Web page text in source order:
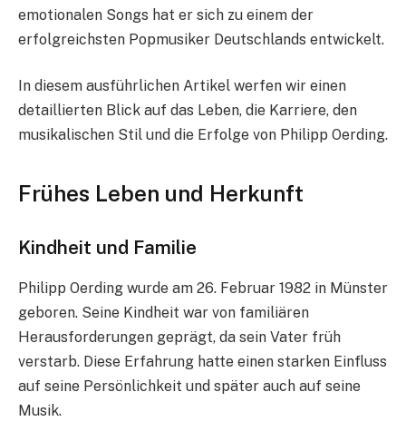
emotionalen Songs hat er sich zu einem der
erfolgreichsten Popmusiker Deutschlands entwickelt.
In diesem ausführlichen Artikel werfen wir einen
detaillierten Blick auf das Leben, die Karriere, den
musikalischen Stil und die Erfolge von Philipp Oerding.
Frühes Leben und Herkunft
Kindheit und Familie
Philipp Oerding wurde am 26. Februar 1982 in Münster
geboren. Seine Kindheit war von familiären
Herausforderungen geprägt, da sein Vater früh
verstarb. Diese Erfahrung hatte einen starken Einfluss
auf seine Persönlichkeit und später auch auf seine
Musik.